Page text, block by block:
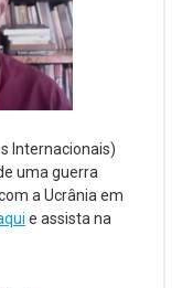
Internacionais)
uma guerra
a Ucrânia em
e assista na